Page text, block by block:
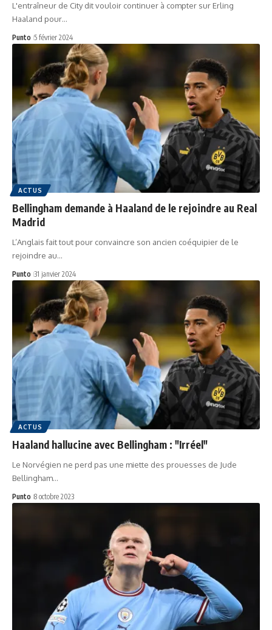
L'entraîneur de City dit vouloir continuer à compter sur Erling
Haaland pour…
Punto 5 février 2024
ACTUS
Bellingham demande à Haaland de le rejoindre au Real
Madrid
L’Anglais fait tout pour convaincre son ancien coéquipier de le
rejoindre au…
Punto 31 janvier 2024
ACTUS
Haaland hallucine avec Bellingham : "Irréel"
Le Norvégien ne perd pas une miette des prouesses de Jude
Bellingham…
Punto 8 octobre 2023